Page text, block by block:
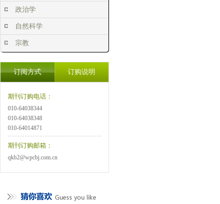
政治学
自然科学
宗教
订阅方式 订购说明
期刊订购电话：
010-64038344
010-64038348
010-64014871
期刊订购邮箱：
qkb2@wpcbj.com.cn